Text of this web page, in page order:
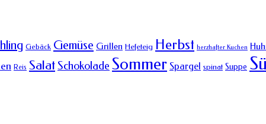
Gebäck Gemüse Grillen Hefeteig Herbst herzhafter Kuchen
Reis SalatSchokolade Sommer Spargel spinat Suppe